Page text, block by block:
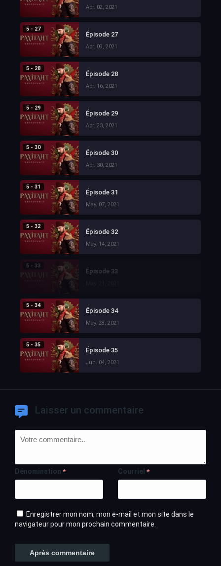
Apr. 02, 2021
5 - 27
Épisode 27
Apr. 09, 2021
5 - 28
Épisode 28
Apr. 16, 2021
5 - 29
Épisode 29
Apr. 23, 2021
5 - 30
Épisode 30
Apr. 30, 2021
5 - 31
Épisode 31
May. 07, 2021
5 - 32
Épisode 32
May. 14, 2021
5 - 33
Épisode 33
5 - 34
Épisode 34
May. 28, 2021
5 - 35
Épisode 35
Jun. 04, 2021
Laisser un commentaire
Dénomination * Courriel *
Enregistrer mon nom, mon e-mail et mon site dans le
navigateur pour mon prochain commentaire.